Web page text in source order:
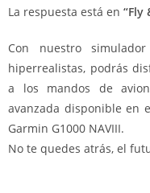
La respuesta está en “Fly
Con nuestro
hiperrealistas, podrás
a los mandos de
avanzada disponible en
Garmin G1000 NAVIII.
No te quedes atrás, el